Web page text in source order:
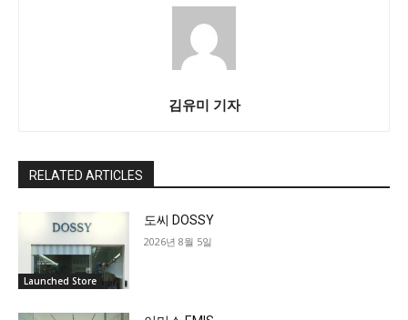
김유미 기자
RELATED ARTICLES
Launched Store
도씨 DOSSY
2026년 8월 5일